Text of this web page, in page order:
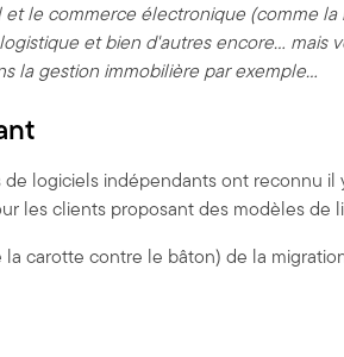
le commerce électronique (comme la
et bien d'autres encore...
la gestion immobilière par exemple...
de logiciels indépendants ont
les clients proposant des modèles de
carotte contre le bâton) de la